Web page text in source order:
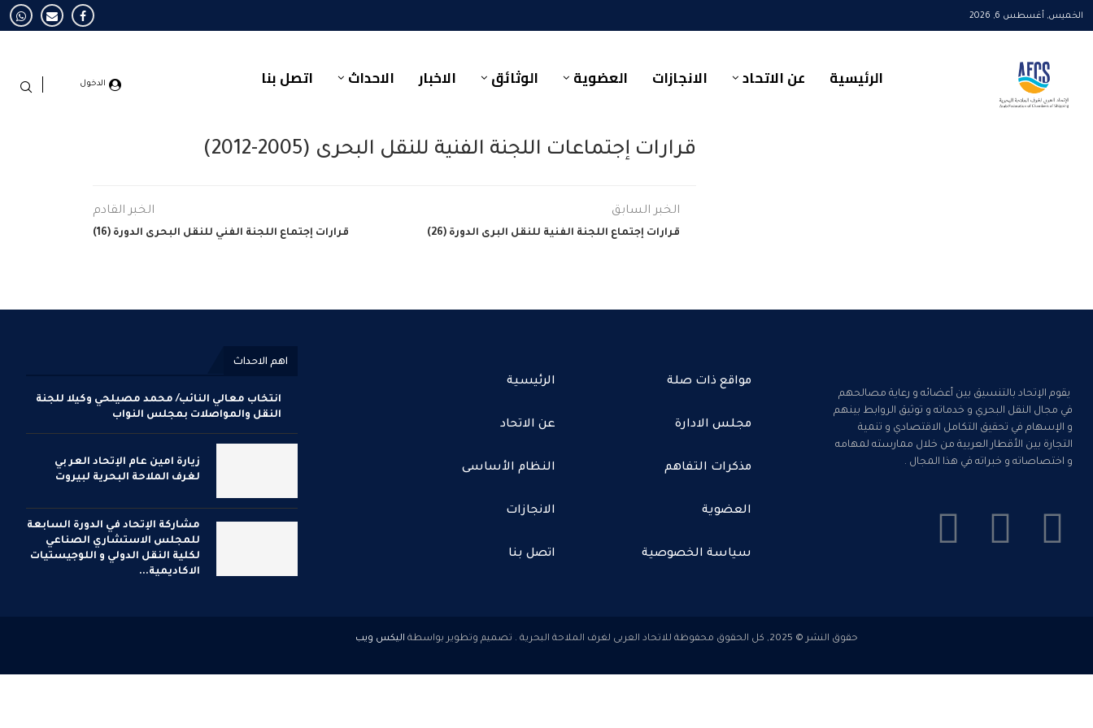
الخميس, أغسطس 6, 2026
الرئيسية عن الاتحاد الانجازات العضوية الوثائق الاخبار الاحداث اتصل بنا الدخول
قرارات إجتماعات اللجنة الفنية للنقل البحرى (2005-2012)
الخبر السابق
قرارات إجتماع اللجنة الفنية للنقل البرى الدورة (26)
الخبر القادم
قرارات إجتماع اللجنة الفني للنقل البحرى الدورة (16)
يقوم الإتحاد بالتنسيق بين أعضائه و رعاية مصالحهم
في مجال النقل البحري و خدماته و توثيق الروابط بينهم
و الإسهام في تحقيق التكامل الاقتصادي و تنمية
التجارة بين الأقطار العربية من خلال ممارسته لمهامه
و اختصاصاته و خبراته في هذا المجال .
مواقع ذات صلة الرئيسية
مجلس الادارة عن الاتحاد
مذكرات التفاهم النظام الأساسى
العضوية الانجازات
سياسة الخصوصية اتصل بنا
اهم الاحداث
انتخاب معالي النائب/ محمد مصيلحي وكيلا للجنة
النقل والمواصلات بمجلس النواب
زيارة امين عام الإتحاد العر بي
لغرف الملاحة البحرية لبيروت
مشاركة الإتحاد في الدورة السابعة
للمجلس الاستشاري الصناعي
لكلية النقل الدولي و اللوجيستيات
الاكاديمية...
حقوق النشر © 2025, كل الحقوق محفوظة للاتحاد العربى لغرف الملاحة البحرية . تصميم وتطوير بواسطة اليكس ويب